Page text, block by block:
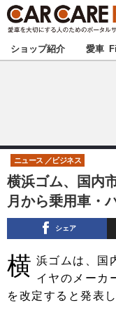
★カーケアプラス認
甲信越
東海
中国
九州
注目の記事
ショップ紹介 愛車
横浜ゴム、国内
月から乗用車・
ニュース ビジネス
シェア
横 浜ゴムは、国
イヤのメーカ
を改定すると発表し